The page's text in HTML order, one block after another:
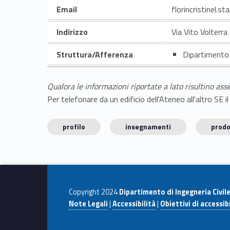
Email
Indirizzo
Via Vito
Struttura/Afferenza
Qualora le informazioni riportate a lato risultino
Per telefonare da un edificio dell'Ateneo all'altro
profilo insegnamenti
Copyright 2024Dipartimento di Ingegneria
Note Legali|Accessibilità| Obiettivi di